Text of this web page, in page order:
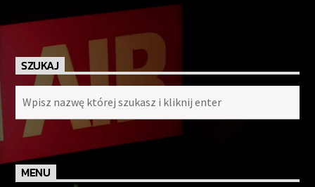
SZUKAJ
MENU